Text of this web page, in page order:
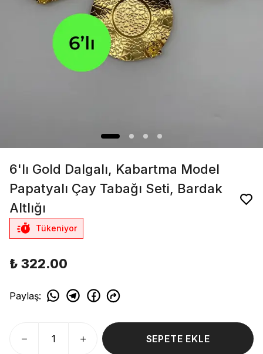
6'lı Gold Dalgalı, Kabartma Model
Papatyalı Çay Tabağı Seti, Bardak
Altlığı
Tükeniyor
₺ 322.00
Paylaş:
SEPETE EKLE